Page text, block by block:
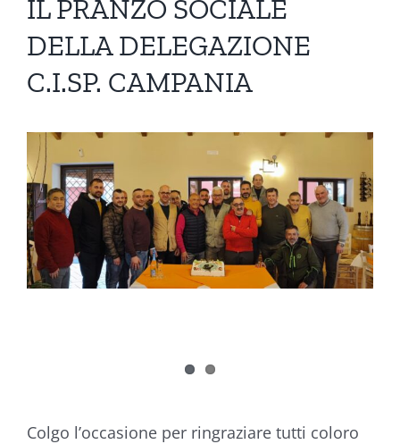
IL PRANZO SOCIALE
DELLA DELEGAZIONE
C.I.SP. CAMPANIA
Ingrandisci
immagine
Colgo l’occasione per ringraziare tutti coloro